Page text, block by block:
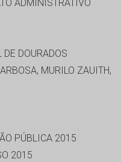
ADMINISTRATIVO
DOURADOS
MURILO ZAUITH,
PÚBLICA 2015
2015